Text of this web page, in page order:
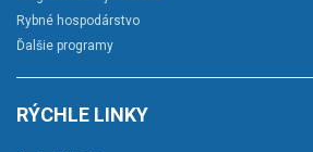
Rybné hospodárstvo
Ďalšie programy
RÝCHLE LINKY